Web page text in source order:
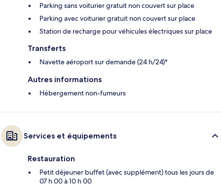
Parking sans voiturier gratuit non couvert sur place
Parking avec voiturier gratuit non couvert sur place
Station de recharge pour véhicules électriques sur place
Transferts
Navette aéroport sur demande (24 h/24)*
Autres informations
Hébergement non-fumeurs
Services et équipements
Restauration
Petit déjeuner buffet (avec supplément) tous les jours de
07 h 00 à 10 h 00